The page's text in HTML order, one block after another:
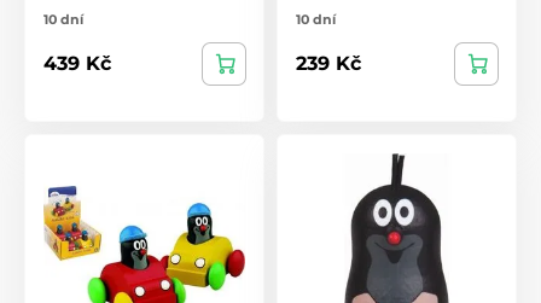
10 dní
439 Kč
10 dní
239 Kč